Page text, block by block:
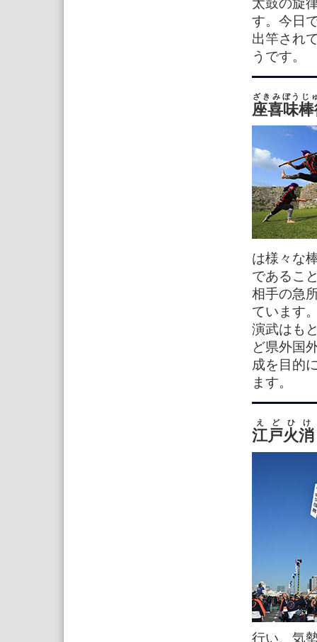
太鼓の旋
す。今日
出竿され
うです。
座喜味
ざきみぼうじ
は様々な
であるこ
相手の急
ています
演武はも
ど県外国
成を目的
ます。
江戸火消
えどひけ
行い、気